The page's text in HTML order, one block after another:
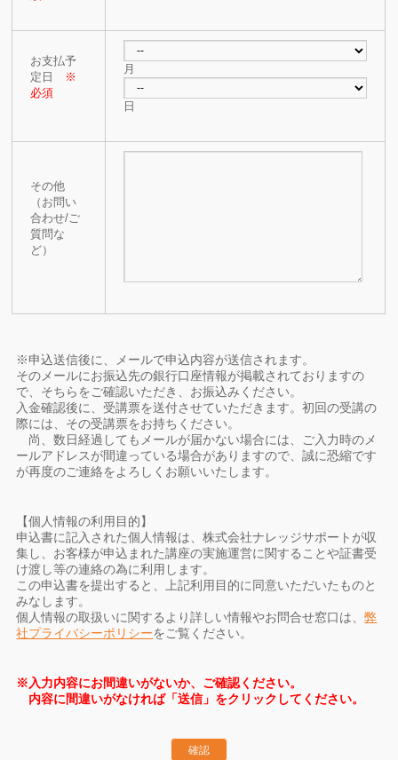
お支払予
定日
※
必須
月
日
その他
（お問い
合わせ/ご
質問な
ど）
※申込送信後に、メールで申込内容が送信されます。
そのメールにお振込先の銀行口座情報が掲載されておりますの
で、そちらをご確認いただき、お振込みください。
入金確認後に、受講票を送付させていただきます。初回の受講の
際には、その受講票をお持ちください。
尚、数日経過してもメールが届かない場合には、ご入力時のメ
ールアドレスが間違っている場合がありますので、誠に恐縮です
が再度のご連絡をよろしくお願いいたします。
【個人情報の利用目的】
申込書に記入された個人情報は、株式会社ナレッジサポートが収
集し、お客様が申込まれた講座の実施運営に関することや証書受
け渡し等の連絡の為に利用します。
この申込書を提出すると、上記利用目的に同意いただいたものと
みなします。
個人情報の取扱いに関するより詳しい情報やお問合せ窓口は、弊
社プライバシーポリシーをご覧ください。
※入力内容にお間違いがないか、ご確認ください。
内容に間違いがなければ「送信」をクリックしてください。